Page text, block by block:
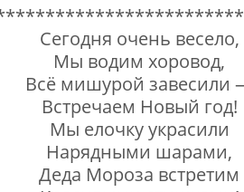
Сегодня очень весело,
Мы водим хоровод,
Всё мишурой завесили
Встречаем Новый год!
Мы елочку украсили
Нарядными шарами,
Деда Мороза встретим